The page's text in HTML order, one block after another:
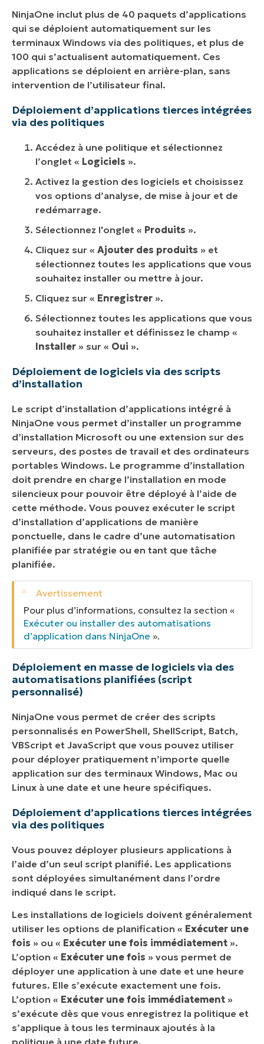
NinjaOne inclut plus de 40 paquets d’applications
qui se déploient automatiquement sur les
terminaux Windows via des politiques, et plus de
100 qui s’actualisent automatiquement. Ces
applications se déploient en arrière-plan, sans
intervention de l’utilisateur final.
Déploiement d’applications tierces intégrées
via des politiques
Accédez à une politique et sélectionnez
l’onglet « Logiciels ».
Activez la gestion des logiciels et choisissez
vos options d’analyse, de mise à jour et de
redémarrage.
Sélectionnez l'onglet « Produits ».
Cliquez sur « Ajouter des produits » et
sélectionnez toutes les applications que vous
souhaitez installer ou mettre à jour.
Cliquez sur « Enregistrer ».
Sélectionnez toutes les applications que vous
souhaitez installer et définissez le champ «
Installer » sur « Oui ».
Déploiement de logiciels via des scripts
d’installation
Le script d’installation d’applications intégré à
NinjaOne vous permet d’installer un programme
d’installation Microsoft ou une extension sur des
serveurs, des postes de travail et des ordinateurs
portables Windows. Le programme d’installation
doit prendre en charge l’installation en mode
silencieux pour pouvoir être déployé à l’aide de
cette méthode. Vous pouvez exécuter le script
d’installation d’applications de manière
ponctuelle, dans le cadre d’une automatisation
planifiée par stratégie ou en tant que tâche
planifiée.
Pour plus d’informations, consultez la section «
Exécuter ou installer des automatisations
d’application dans NinjaOne ».
Déploiement en masse de logiciels via des
automatisations planifiées (script
personnalisé)
NinjaOne vous permet de créer des scripts
personnalisés en PowerShell, ShellScript, Batch,
VBScript et JavaScript que vous pouvez utiliser
pour déployer pratiquement n’importe quelle
application sur des terminaux Windows, Mac ou
Linux à une date et une heure spécifiques.
Déploiement d’applications tierces intégrées
via des politiques
Vous pouvez déployer plusieurs applications à
l’aide d’un seul script planifié. Les applications
sont déployées simultanément dans l’ordre
indiqué dans le script.
Les installations de logiciels doivent généralement
utiliser les options de planification « Exécuter une
fois » ou « Exécuter une fois immédiatement ».
L’option « Exécuter une fois » vous permet de
déployer une application à une date et une heure
futures. Elle s’exécute exactement une fois.
L’option « Exécuter une fois immédiatement »
s’exécute dès que vous enregistrez la politique et
s’applique à tous les terminaux ajoutés à la